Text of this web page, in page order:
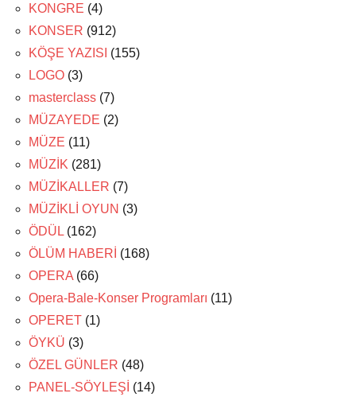
KONGRE (4)
KONSER (912)
KÖŞE YAZISI (155)
LOGO (3)
masterclass (7)
MÜZAYEDE (2)
MÜZE (11)
MÜZİK (281)
MÜZİKALLER (7)
MÜZİKLİ OYUN (3)
ÖDÜL (162)
ÖLÜM HABERİ (168)
OPERA (66)
Opera-Bale-Konser Programları (11)
OPERET (1)
ÖYKÜ (3)
ÖZEL GÜNLER (48)
PANEL-SÖYLEŞİ (14)